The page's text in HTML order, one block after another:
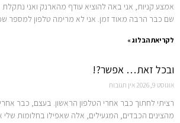
אמצע קניות, אני באה להוציא עודף מהארנק ואני
שם כבר הרבה מאוד זמן. אני לא מרימה טלפון למספר
לקריאת הבלוג »
ובכל זאת… אפשר?!
אוגוסט 9, 2026 אין תגובות
מהצינים הכבדים, המגעילים, אלה שאפילו בחלומות